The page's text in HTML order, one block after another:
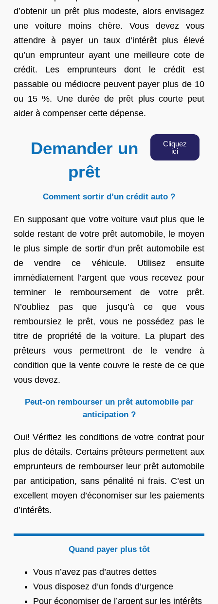
d’obtenir un prêt plus modeste, alors envisagez
une voiture moins chère. Vous devez vous
attendre à payer un taux d’intérêt plus élevé
qu’un emprunteur ayant une meilleure cote de
crédit. Les emprunteurs dont le crédit est
passable ou médiocre peuvent payer plus de 10
ou 15 %. Une durée de prêt plus courte peut
aider à compenser cette dépense.
Demander un
prêt
Cliquez
ici
Comment sortir d’un crédit auto ?
En supposant que votre voiture vaut plus que le
solde restant de votre prêt automobile, le moyen
le plus simple de sortir d’un prêt automobile est
de vendre ce véhicule. Utilisez ensuite
immédiatement l’argent que vous recevez pour
terminer le remboursement de votre prêt.
N’oubliez pas que jusqu’à ce que vous
remboursiez le prêt, vous ne possédez pas le
titre de propriété de la voiture. La plupart des
prêteurs vous permettront de le vendre à
condition que la vente couvre le reste de ce que
vous devez.
Peut-on rembourser un prêt automobile par
anticipation ?
Oui! Vérifiez les conditions de votre contrat pour
plus de détails. Certains prêteurs permettent aux
emprunteurs de rembourser leur prêt automobile
par anticipation, sans pénalité ni frais. C’est un
excellent moyen d’économiser sur les paiements
d’intérêts.
Quand payer plus tôt
Vous n’avez pas d’autres dettes
Vous disposez d’un fonds d’urgence
Pour économiser de l’argent sur les intérêts